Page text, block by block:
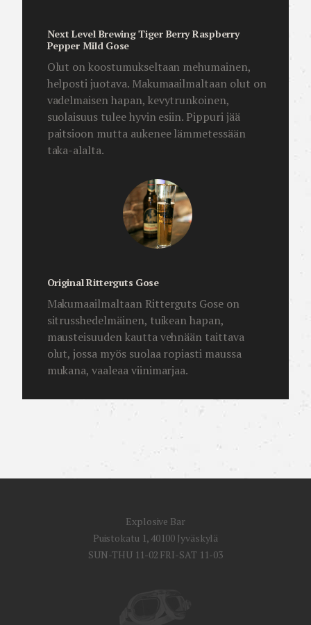
Next Level Brewing Tiger Berry Raspberry
Pepper Mild Gose
Olut on koostumukseltaan mehumainen,
helposti juotava. Makumaailmaltaan olut on
vadelmaisen hapan, kevytrunkoinen,
suolaisuus tulee hyvin esiin. Pippuri jää
paitsioon mutta aukenee lämmetessään
taka-alalta.
Original Ritterguts Gose
Makumaailmaltaan Ritterguts Gose on
sitrusshedelmäinen, tuikean hapan,
mausteisuuden kautta vehnään taittava
olut, jossa myös suolaa ropiasti maussa
mukana, vaaleaa viinimarjaa.
Explosive Bar
Puistokatu 1, 40100 Jyväskylä
SUN-THU 11-02 FRI-SAT 11-03